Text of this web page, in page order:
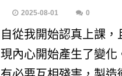
2025-08-01 0
自從我開始認真上課
現內心開始產生了變化